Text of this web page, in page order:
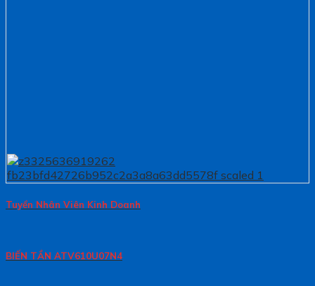
Tuyển Nhân Viên Kinh Doanh
BIẾN TẦN ATV610U07N4